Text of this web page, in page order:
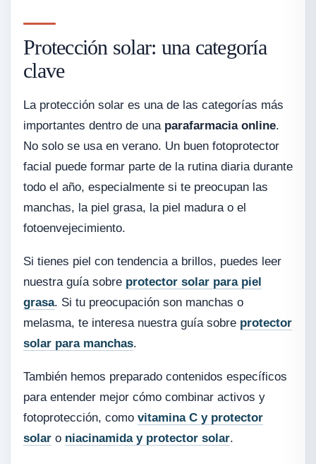
Protección solar: una categoría
clave
La protección solar es una de las categorías más
importantes dentro de una parafarmacia online.
No solo se usa en verano. Un buen fotoprotector
facial puede formar parte de la rutina diaria durante
todo el año, especialmente si te preocupan las
manchas, la piel grasa, la piel madura o el
fotoenvejecimiento.
Si tienes piel con tendencia a brillos, puedes leer
nuestra guía sobre protector solar para piel
grasa. Si tu preocupación son manchas o
melasma, te interesa nuestra guía sobre protector
solar para manchas.
También hemos preparado contenidos específicos
para entender mejor cómo combinar activos y
fotoprotección, como vitamina C y protector
solar o niacinamida y protector solar.